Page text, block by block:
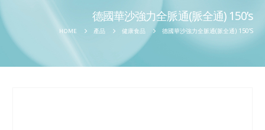
德國華沙強力全脈通(脈全通) 150’s
HOME 產品 健康食品 德國華沙強力全脈通(脈全通) 150’S